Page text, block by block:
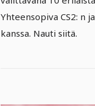
Yhteensopiva CS2: n ja
kanssa. Nauti siitä.